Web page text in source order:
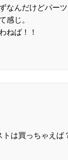
なんだけどパー
感じ。
ねば！！
は買っちゃえば